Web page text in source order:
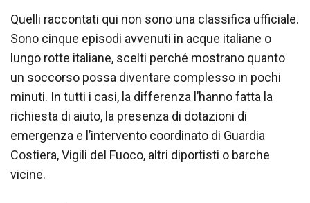
Quelli raccontati qui non sono una classifica ufficiale.
Sono cinque episodi avvenuti in acque italiane o
lungo rotte italiane, scelti perché mostrano quanto
un soccorso possa diventare complesso in pochi
minuti. In tutti i casi, la differenza l’hanno fatta la
richiesta di aiuto, la presenza di dotazioni di
emergenza e l’intervento coordinato di Guardia
Costiera, Vigili del Fuoco, altri diportisti o barche
vicine.